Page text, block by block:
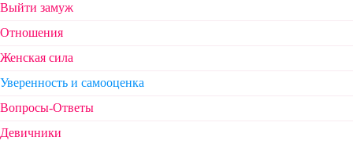
Выйти замуж
Отношения
Женская сила
Уверенность и самооценка
Вопросы-Ответы
Девичники